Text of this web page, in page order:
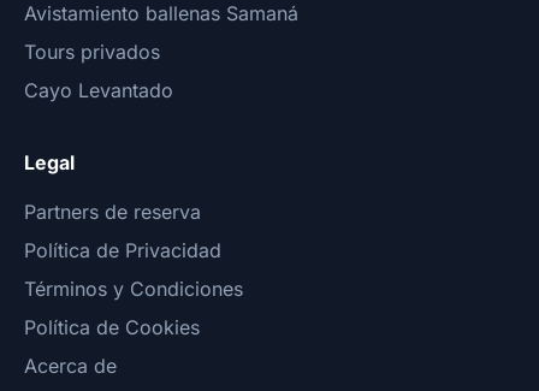
Avistamiento ballenas Samaná
Tours privados
Cayo Levantado
Legal
Partners de reserva
Política de Privacidad
Términos y Condiciones
Política de Cookies
Acerca de